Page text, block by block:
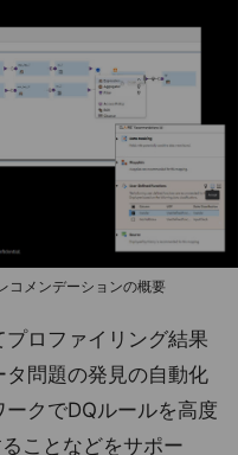
コメンデーションの概要
ロファイリング結果
問題の発見の自動化
クでDQルールを高度
ことなどをサポー